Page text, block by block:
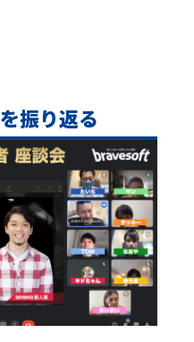
を振り返る